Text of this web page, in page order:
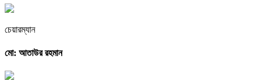
চেয়ারম্যান
মো: আতাউর রহমান